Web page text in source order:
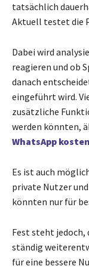
tatsächlich
Aktuell testet die
Dabei wird
reagieren und ob
danach
eingeführt wird.
zusätzliche
werden könnten,
WhatsApp
Es ist auch
private Nutzer
könnten nur für
Fest steht jedoch,
ständig
für eine bessere